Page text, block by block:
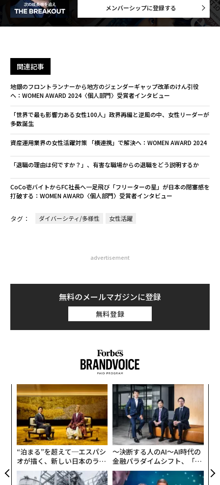
メンバーシップに登録する
関連記事
地銀のフロントランナーから地方のジェンダーギャップ改革のけん引役
へ：WOMEN AWARD 2024〈個人部門〉受賞者インタビュー
「世界で最も影響力ある女性100人」政界再編と逆風の中、女性リーダーが
多数誕生
資産運用業界の女性活躍対策 「横連携」で解決へ：WOMEN AWARD 2024
「退職の理由は何ですか？」、有害な職場からの退職をどう説明するか
CoCo壱バイトからFC社長へ一足飛び「フリーターの星」が日本の閉塞感を
打破する：WOMEN AWARD〈個人部門〉受賞者インタビュー
タグ： ダイバーシティ/多様性 女性活躍
advertisement
無料のメールマガジンに登録
無料登録
“泊まる”を超えて─エスパシ
オが描く、新しい日本のラグ
ジュアリー（中編）
〜決断する人のAI〜AI時代の
金融パラダイムシフト、「超
個別化」の核心 【MUFG×ウ
ェルスナビ×PwC】